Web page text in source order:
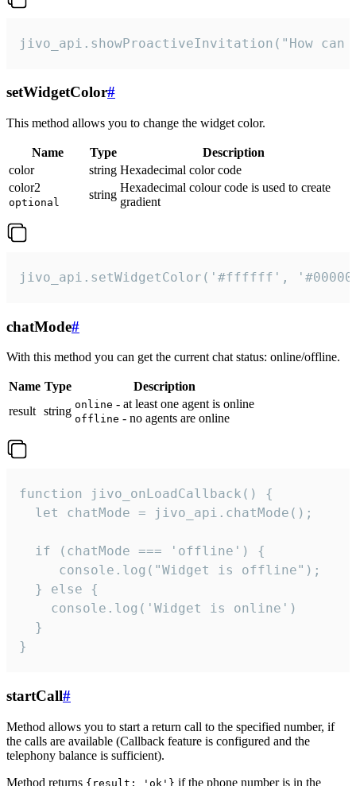
jivo_api.showProactiveInvitation("How
setWidgetColor#
This method allows you to change the widget color.
Name Type
Description
color
string Hexadecimal color code
color2
optional
string
Hexadecimal colour code is used to create
gradient
jivo_api.setWidgetColor('#ffffff',
chatMode#
With this method you can get the current chat status: online/offline.
Name Type
Description
result string online - at least one agent is online
offline - no agents are online
function jivo_onLoadCallback() {
  let chatMode = jivo_api.chatMode();
  if (chatMode === 'offline') {
     console.log("Widget is offline");
  } else {
    console.log('Widget is online')
  }
}
startCall#
Method allows you to start a return call to the specified number, if
the calls are available (Callback feature is configured and the
telephony balance is sufficient).
Method returns {result: 'ok'} if the phone number is in the